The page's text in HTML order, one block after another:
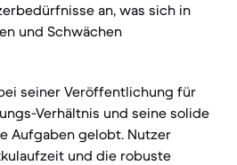
an, was sich in
und Schwächen
seiner Veröffentlichung für
Verhältnis und seine solide
Aufgaben gelobt. Nutzer
und die robuste